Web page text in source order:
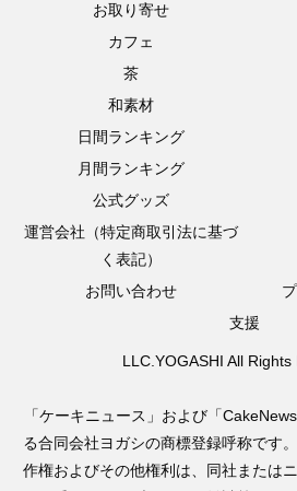
お取り寄せ
カフェ
茶
和素材
日間ランキング
月間ランキング
公式グッズ
運営会社（特定商取引法に基づ
く表記）
お問い合わせ
支援
LLC.YOGASHI All Rights
「ケーキニュース」および「
る合同会社ヨガシの商標登録呼称です
作権およびその他権利は、同社または